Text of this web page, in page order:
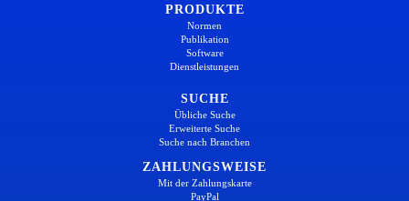
PRODUKTE
Normen
Publikation
Software
Dienstleistungen
SUCHE
Übliche Suche
Erweiterte Suche
Suche nach Branchen
ZAHLUNGSWEISE
Mit der Zahlungskarte
PayPal